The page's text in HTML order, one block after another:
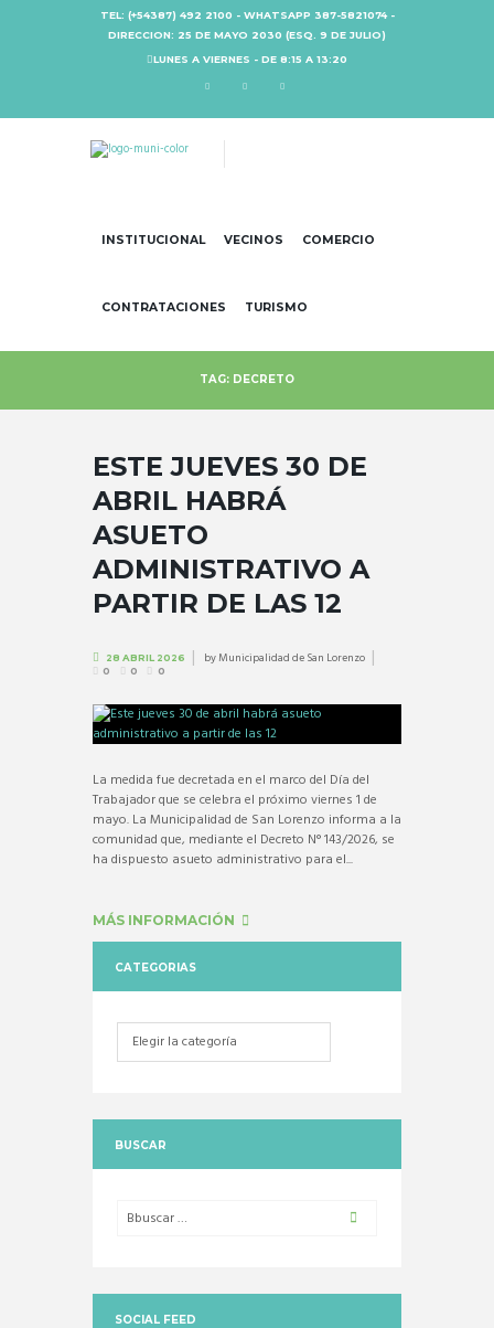
TEL: (+54387) 492 2100 - WHATSAPP 387-5821074 -
DIRECCION: 25 DE MAYO 2030 (ESQ. 9 DE JULIO)
LUNES A VIERNES - DE 8:15 A 13:20
INSTITUCIONAL VECINOS COMERCIO
CONTRATACIONES TURISMO
TAG: DECRETO
ESTE JUEVES 30 DE
ABRIL HABRÁ
ASUETO
ADMINISTRATIVO A
PARTIR DE LAS 12
28 ABRIL 2026 byMunicipalidad de San Lorenzo
0 0 0
La medida fue decretada en el marco del Día del
Trabajador que se celebra el próximo viernes 1 de
mayo. La Municipalidad de San Lorenzo informa a la
comunidad que, mediante el Decreto N° 143/2026, se
ha dispuesto asueto administrativo para el...
MÁS INFORMACIÓN
CATEGORIAS
Categorias
BUSCAR
SOCIAL FEED